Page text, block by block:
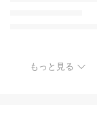
もっと見る